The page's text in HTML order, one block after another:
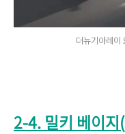
더뉴기아레이
2-4. 밀키 베이